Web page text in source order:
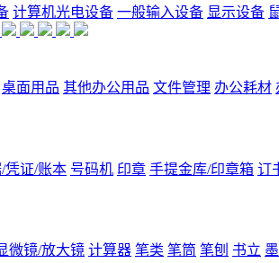
计算机光电设备 一般输入设备 显示设备
桌面用品 其他办公用品 文件管理 办公耗材
凭证/账本 号码机 印章 手提金库/印章箱 订
微镜/放大镜 计算器 笔类 笔筒 笔刨 书立